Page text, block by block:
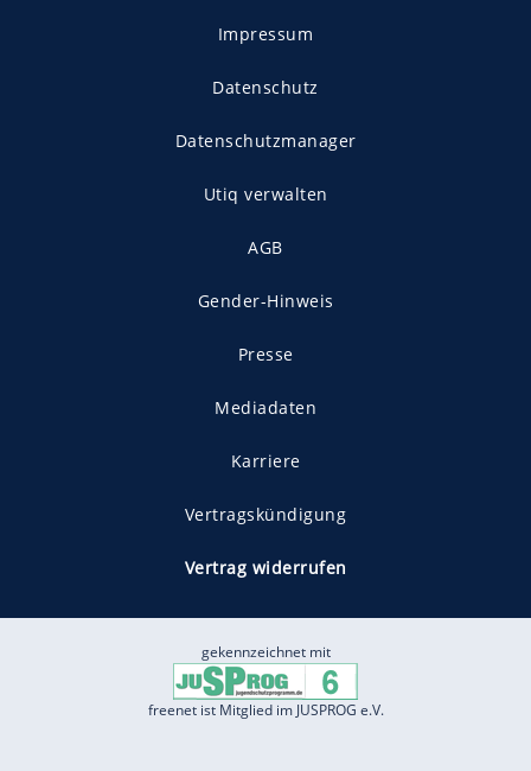
Impressum
Datenschutz
Datenschutzmanager
Utiq verwalten
AGB
Gender-Hinweis
Presse
Mediadaten
Karriere
Vertragskündigung
Vertrag widerrufen
gekennzeichnet mit
freenet ist Mitglied im JUSPROG e.V.